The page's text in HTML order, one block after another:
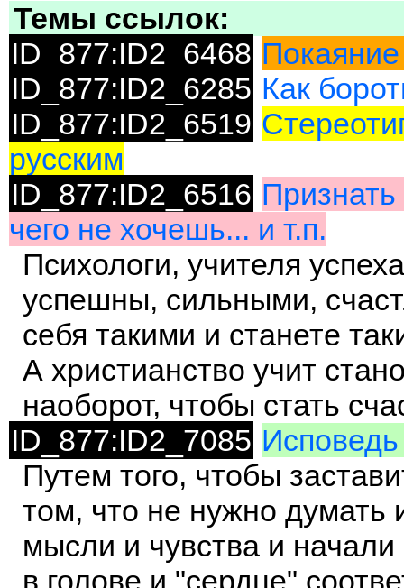
Темы ссылок:
ID_877:ID2_6468 Покаяние
ID_877:ID2_6285 Как
ID_877:ID2_6519
русским
ID_877:ID2_6516 Признать
чего не хочешь... и т.п.
Психологи, учителя
успешны, сильными,
себя такими и станете
А христианство учит
наоборот, чтобы стать
ID_877:ID2_7085 Исповедь
Путем того, чтобы
том, что не нужно думать
мысли и чувства и
в голове и "сердце"